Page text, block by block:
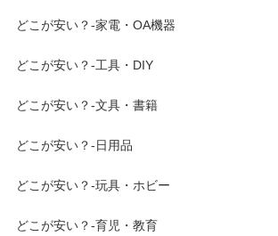
どこが安い？-家電・OA機器
どこが安い？-工具・DIY
どこが安い？-文具・書籍
どこが安い？-日用品
どこが安い？-玩具・ホビー
どこが安い？-育児・教育